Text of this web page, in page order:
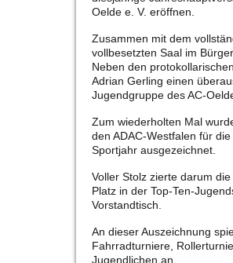
Oelde e. V. eröffnen.
Zusammen mit dem
vollbesetzten Saal im
Neben den
Adrian Gerling einen
Jugendgruppe des AC-
Zum wiederholten Mal
den ADAC-Westfalen für
Sportjahr ausgezeichnet.
Voller Stolz zierte darum
Platz in der Top-Ten-
Vorstandtisch.
An dieser Auszeichnung
Fahrradturniere,
Jugendlichen an.